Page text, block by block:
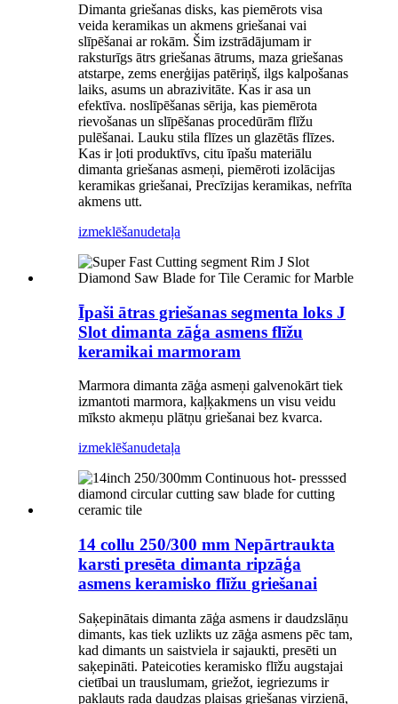
Dimanta griešanas disks, kas piemērots visa
veida keramikas un akmens griešanai vai
slīpēšanai ar rokām. Šim izstrādājumam ir
raksturīgs ātrs griešanas ātrums, maza griešanas
atstarpe, zems enerģijas patēriņš, ilgs kalpošanas
laiks, asums un abrazivitāte. Kas ir asa un
efektīva. noslīpēšanas sērija, kas piemērota
rievošanas un slīpēšanas procedūrām flīžu
pulēšanai. Lauku stila flīzes un glazētās flīzes.
Kas ir ļoti produktīvs, citu īpašu materiālu
dimanta griešanas asmeņi, piemēroti izolācijas
keramikas griešanai, Precīzijas keramikas, nefrīta
akmens utt.
izmeklēšanudetaļa
Īpaši ātras griešanas segmenta loks J
Slot dimanta zāģa asmens flīžu
keramikai marmoram
Marmora dimanta zāģa asmeņi galvenokārt tiek
izmantoti marmora, kaļķakmens un visu veidu
mīksto akmeņu plātņu griešanai bez kvarca.
izmeklēšanudetaļa
14 collu 250/300 mm Nepārtraukta
karsti presēta dimanta ripzāģa
asmens keramisko flīžu griešanai
Saķepinātais dimanta zāģa asmens ir daudzslāņu
dimants, kas tiek uzlikts uz zāģa asmens pēc tam,
kad dimants un saistviela ir sajaukti, presēti un
saķepināti. Pateicoties keramisko flīžu augstajai
cietībai un trauslumam, griežot, iegriezums ir
pakļauts rada daudzas plaisas griešanas virzienā,